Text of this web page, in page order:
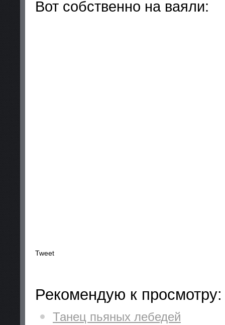
Вот собственно на ваяли:
Tweet
Рекомендую к просмотру:
Танец пьяных лебедей